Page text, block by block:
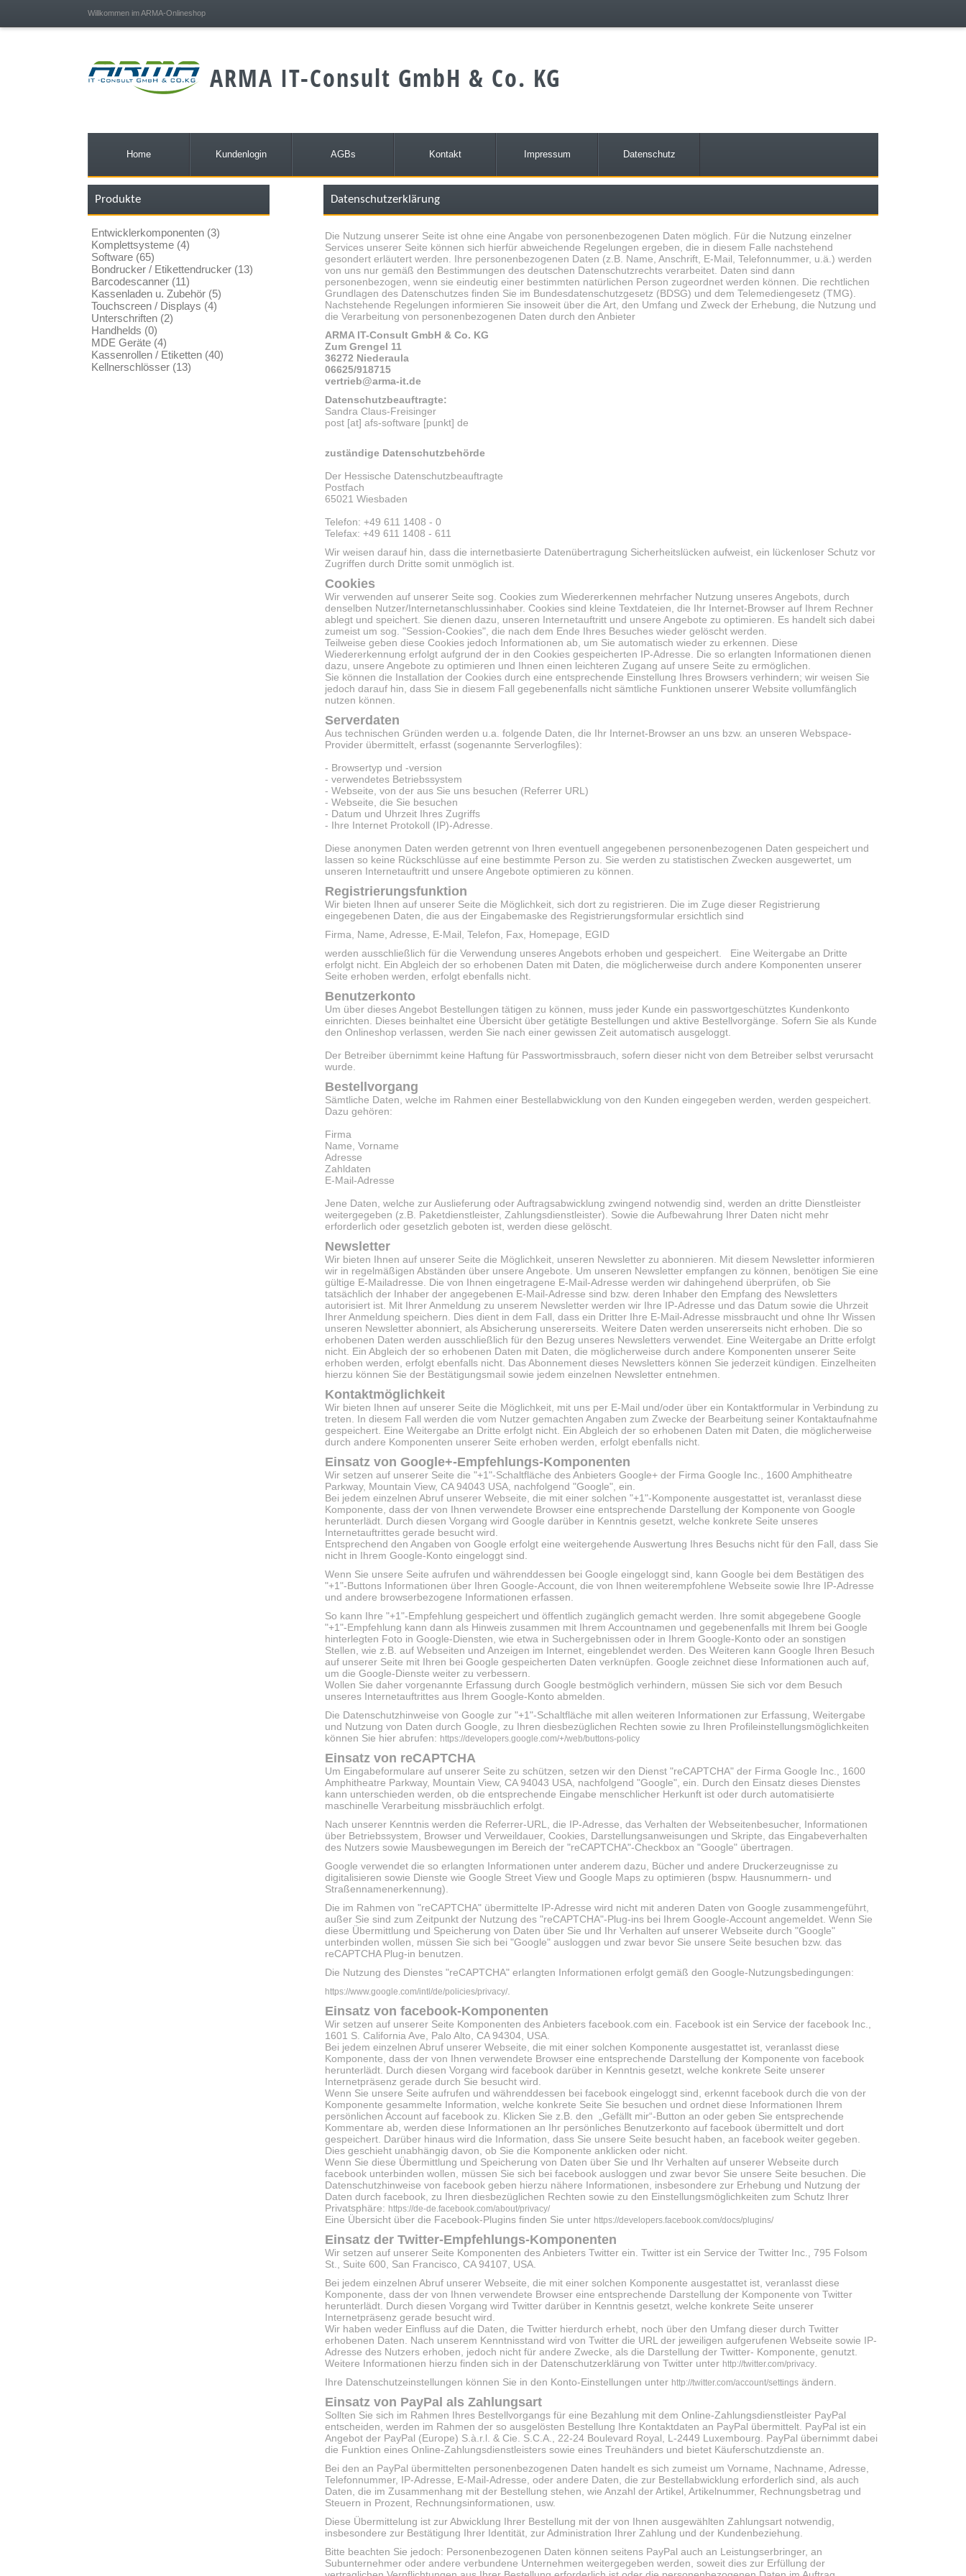
Willkommen im ARMA-Onlineshop
ARMA IT-Consult GmbH & Co. KG
Home Kundenlogin AGBs Kontakt Impressum Datenschutz
Produkte
Entwicklerkomponenten (3)
Komplettsysteme (4)
Software (65)
Bondrucker / Etikettendrucker (13)
Barcodescanner (11)
Kassenladen u. Zubehör (5)
Touchscreen / Displays (4)
Unterschriften (2)
Handhelds (0)
MDE Geräte (4)
Kassenrollen / Etiketten (40)
Kellnerschlösser (13)
Datenschutzerklärung
Die Nutzung unserer Seite ist ohne eine Angabe von personenbezogenen Daten möglich. Für die Nutzung einzelner
Services unserer Seite können sich hierfür abweichende Regelungen ergeben, die in diesem Falle nachstehend
gesondert erläutert werden. Ihre personenbezogenen Daten (z.B. Name, Anschrift, E-Mail, Telefonnummer, u.ä.) werden
von uns nur gemäß den Bestimmungen des deutschen Datenschutzrechts verarbeitet. Daten sind dann
personenbezogen, wenn sie eindeutig einer bestimmten natürlichen Person zugeordnet werden können. Die rechtlichen
Grundlagen des Datenschutzes finden Sie im Bundesdatenschutzgesetz (BDSG) und dem Telemediengesetz (TMG).
Nachstehende Regelungen informieren Sie insoweit über die Art, den Umfang und Zweck der Erhebung, die Nutzung und
die Verarbeitung von personenbezogenen Daten durch den Anbieter
ARMA IT-Consult GmbH & Co. KG
Zum Grengel 11
36272 Niederaula
06625/918715
vertrieb@arma-it.de
Datenschutzbeauftragte:
Sandra Claus-Freisinger
post [at] afs-software [punkt] de
zuständige Datenschutzbehörde
Der Hessische Datenschutzbeauftragte
Postfach
65021 Wiesbaden
Telefon: +49 611 1408 - 0
Telefax: +49 611 1408 - 611
Wir weisen darauf hin, dass die internetbasierte Datenübertragung Sicherheitslücken aufweist, ein lückenloser Schutz vor
Zugriffen durch Dritte somit unmöglich ist.
Cookies
Wir verwenden auf unserer Seite sog. Cookies zum Wiedererkennen mehrfacher Nutzung unseres Angebots, durch
denselben Nutzer/Internetanschlussinhaber. Cookies sind kleine Textdateien, die Ihr Internet-Browser auf Ihrem Rechner
ablegt und speichert. Sie dienen dazu, unseren Internetauftritt und unsere Angebote zu optimieren. Es handelt sich dabei
zumeist um sog. "Session-Cookies", die nach dem Ende Ihres Besuches wieder gelöscht werden.
Teilweise geben diese Cookies jedoch Informationen ab, um Sie automatisch wieder zu erkennen. Diese
Wiedererkennung erfolgt aufgrund der in den Cookies gespeicherten IP-Adresse. Die so erlangten Informationen dienen
dazu, unsere Angebote zu optimieren und Ihnen einen leichteren Zugang auf unsere Seite zu ermöglichen.
Sie können die Installation der Cookies durch eine entsprechende Einstellung Ihres Browsers verhindern; wir weisen Sie
jedoch darauf hin, dass Sie in diesem Fall gegebenenfalls nicht sämtliche Funktionen unserer Website vollumfänglich
nutzen können.
Serverdaten
Aus technischen Gründen werden u.a. folgende Daten, die Ihr Internet-Browser an uns bzw. an unseren Webspace-
Provider übermittelt, erfasst (sogenannte Serverlogfiles):
- Browsertyp und -version
- verwendetes Betriebssystem
- Webseite, von der aus Sie uns besuchen (Referrer URL)
- Webseite, die Sie besuchen
- Datum und Uhrzeit Ihres Zugriffs
- Ihre Internet Protokoll (IP)-Adresse.
Diese anonymen Daten werden getrennt von Ihren eventuell angegebenen personenbezogenen Daten gespeichert und
lassen so keine Rückschlüsse auf eine bestimmte Person zu. Sie werden zu statistischen Zwecken ausgewertet, um
unseren Internetauftritt und unsere Angebote optimieren zu können.
Registrierungsfunktion
Wir bieten Ihnen auf unserer Seite die Möglichkeit, sich dort zu registrieren. Die im Zuge dieser Registrierung
eingegebenen Daten, die aus der Eingabemaske des Registrierungsformular ersichtlich sind
Firma, Name, Adresse, E-Mail, Telefon, Fax, Homepage, EGID
werden ausschließlich für die Verwendung unseres Angebots erhoben und gespeichert. Eine Weitergabe an Dritte
erfolgt nicht. Ein Abgleich der so erhobenen Daten mit Daten, die möglicherweise durch andere Komponenten unserer
Seite erhoben werden, erfolgt ebenfalls nicht.
Benutzerkonto
Um über dieses Angebot Bestellungen tätigen zu können, muss jeder Kunde ein passwortgeschütztes Kundenkonto
einrichten. Dieses beinhaltet eine Übersicht über getätigte Bestellungen und aktive Bestellvorgänge. Sofern Sie als Kunde
den Onlineshop verlassen, werden Sie nach einer gewissen Zeit automatisch ausgeloggt.
Der Betreiber übernimmt keine Haftung für Passwortmissbrauch, sofern dieser nicht von dem Betreiber selbst verursacht
wurde.
Bestellvorgang
Sämtliche Daten, welche im Rahmen einer Bestellabwicklung von den Kunden eingegeben werden, werden gespeichert.
Dazu gehören:
Firma
Name, Vorname
Adresse
Zahldaten
E-Mail-Adresse
Jene Daten, welche zur Auslieferung oder Auftragsabwicklung zwingend notwendig sind, werden an dritte Dienstleister
weitergegeben (z.B. Paketdienstleister, Zahlungsdienstleister). Sowie die Aufbewahrung Ihrer Daten nicht mehr
erforderlich oder gesetzlich geboten ist, werden diese gelöscht.
Newsletter
Wir bieten Ihnen auf unserer Seite die Möglichkeit, unseren Newsletter zu abonnieren. Mit diesem Newsletter informieren
wir in regelmäßigen Abständen über unsere Angebote. Um unseren Newsletter empfangen zu können, benötigen Sie eine
gültige E-Mailadresse. Die von Ihnen eingetragene E-Mail-Adresse werden wir dahingehend überprüfen, ob Sie
tatsächlich der Inhaber der angegebenen E-Mail-Adresse sind bzw. deren Inhaber den Empfang des Newsletters
autorisiert ist. Mit Ihrer Anmeldung zu unserem Newsletter werden wir Ihre IP-Adresse und das Datum sowie die Uhrzeit
Ihrer Anmeldung speichern. Dies dient in dem Fall, dass ein Dritter Ihre E-Mail-Adresse missbraucht und ohne Ihr Wissen
unseren Newsletter abonniert, als Absicherung unsererseits. Weitere Daten werden unsererseits nicht erhoben. Die so
erhobenen Daten werden ausschließlich für den Bezug unseres Newsletters verwendet. Eine Weitergabe an Dritte erfolgt
nicht. Ein Abgleich der so erhobenen Daten mit Daten, die möglicherweise durch andere Komponenten unserer Seite
erhoben werden, erfolgt ebenfalls nicht. Das Abonnement dieses Newsletters können Sie jederzeit kündigen. Einzelheiten
hierzu können Sie der Bestätigungsmail sowie jedem einzelnen Newsletter entnehmen.
Kontaktmöglichkeit
Wir bieten Ihnen auf unserer Seite die Möglichkeit, mit uns per E-Mail und/oder über ein Kontaktformular in Verbindung zu
treten. In diesem Fall werden die vom Nutzer gemachten Angaben zum Zwecke der Bearbeitung seiner Kontaktaufnahme
gespeichert. Eine Weitergabe an Dritte erfolgt nicht. Ein Abgleich der so erhobenen Daten mit Daten, die möglicherweise
durch andere Komponenten unserer Seite erhoben werden, erfolgt ebenfalls nicht.
Einsatz von Google+-Empfehlungs-Komponenten
Wir setzen auf unserer Seite die "+1"-Schaltfläche des Anbieters Google+ der Firma Google Inc., 1600 Amphitheatre
Parkway, Mountain View, CA 94043 USA, nachfolgend "Google", ein.
Bei jedem einzelnen Abruf unserer Webseite, die mit einer solchen "+1"-Komponente ausgestattet ist, veranlasst diese
Komponente, dass der von Ihnen verwendete Browser eine entsprechende Darstellung der Komponente von Google
herunterlädt. Durch diesen Vorgang wird Google darüber in Kenntnis gesetzt, welche konkrete Seite unseres
Internetauftrittes gerade besucht wird.
Entsprechend den Angaben von Google erfolgt eine weitergehende Auswertung Ihres Besuchs nicht für den Fall, dass Sie
nicht in Ihrem Google-Konto eingeloggt sind.
Wenn Sie unsere Seite aufrufen und währenddessen bei Google eingeloggt sind, kann Google bei dem Bestätigen des
"+1"-Buttons Informationen über Ihren Google-Account, die von Ihnen weiterempfohlene Webseite sowie Ihre IP-Adresse
und andere browserbezogene Informationen erfassen.
So kann Ihre "+1"-Empfehlung gespeichert und öffentlich zugänglich gemacht werden. Ihre somit abgegebene Google
"+1"-Empfehlung kann dann als Hinweis zusammen mit Ihrem Accountnamen und gegebenenfalls mit Ihrem bei Google
hinterlegten Foto in Google-Diensten, wie etwa in Suchergebnissen oder in Ihrem Google-Konto oder an sonstigen
Stellen, wie z.B. auf Webseiten und Anzeigen im Internet, eingeblendet werden. Des Weiteren kann Google Ihren Besuch
auf unserer Seite mit Ihren bei Google gespeicherten Daten verknüpfen. Google zeichnet diese Informationen auch auf,
um die Google-Dienste weiter zu verbessern.
Wollen Sie daher vorgenannte Erfassung durch Google bestmöglich verhindern, müssen Sie sich vor dem Besuch
unseres Internetauftrittes aus Ihrem Google-Konto abmelden.
Die Datenschutzhinweise von Google zur "+1"-Schaltfläche mit allen weiteren Informationen zur Erfassung, Weitergabe
und Nutzung von Daten durch Google, zu Ihren diesbezüglichen Rechten sowie zu Ihren Profileinstellungsmöglichkeiten
können Sie hier abrufen: https://developers.google.com/+/web/buttons-policy
Einsatz von reCAPTCHA
Um Eingabeformulare auf unserer Seite zu schützen, setzen wir den Dienst "reCAPTCHA" der Firma Google Inc., 1600
Amphitheatre Parkway, Mountain View, CA 94043 USA, nachfolgend "Google", ein. Durch den Einsatz dieses Dienstes
kann unterschieden werden, ob die entsprechende Eingabe menschlicher Herkunft ist oder durch automatisierte
maschinelle Verarbeitung missbräuchlich erfolgt.
Nach unserer Kenntnis werden die Referrer-URL, die IP-Adresse, das Verhalten der Webseitenbesucher, Informationen
über Betriebssystem, Browser und Verweildauer, Cookies, Darstellungsanweisungen und Skripte, das Eingabeverhalten
des Nutzers sowie Mausbewegungen im Bereich der "reCAPTCHA"-Checkbox an "Google" übertragen.
Google verwendet die so erlangten Informationen unter anderem dazu, Bücher und andere Druckerzeugnisse zu
digitalisieren sowie Dienste wie Google Street View und Google Maps zu optimieren (bspw. Hausnummern- und
Straßennamenerkennung).
Die im Rahmen von "reCAPTCHA" übermittelte IP-Adresse wird nicht mit anderen Daten von Google zusammengeführt,
außer Sie sind zum Zeitpunkt der Nutzung des "reCAPTCHA"-Plug-ins bei Ihrem Google-Account angemeldet. Wenn Sie
diese Übermittlung und Speicherung von Daten über Sie und Ihr Verhalten auf unserer Webseite durch "Google"
unterbinden wollen, müssen Sie sich bei "Google" ausloggen und zwar bevor Sie unsere Seite besuchen bzw. das
reCAPTCHA Plug-in benutzen.
Die Nutzung des Dienstes "reCAPTCHA" erlangten Informationen erfolgt gemäß den Google-Nutzungsbedingungen:
https://www.google.com/intl/de/policies/privacy/
Einsatz von facebook-Komponenten
Wir setzen auf unserer Seite Komponenten des Anbieters facebook.com ein. Facebook ist ein Service der facebook Inc.,
1601 S. California Ave, Palo Alto, CA 94304, USA.
Bei jedem einzelnen Abruf unserer Webseite, die mit einer solchen Komponente ausgestattet ist, veranlasst diese
Komponente, dass der von Ihnen verwendete Browser eine entsprechende Darstellung der Komponente von facebook
herunterlädt. Durch diesen Vorgang wird facebook darüber in Kenntnis gesetzt, welche konkrete Seite unserer
Internetpräsenz gerade durch Sie besucht wird.
Wenn Sie unsere Seite aufrufen und währenddessen bei facebook eingeloggt sind, erkennt facebook durch die von der
Komponente gesammelte Information, welche konkrete Seite Sie besuchen und ordnet diese Informationen Ihrem
persönlichen Account auf facebook zu. Klicken Sie z.B. den „Gefällt mir“-Button an oder geben Sie entsprechende
Kommentare ab, werden diese Informationen an Ihr persönliches Benutzerkonto auf facebook übermittelt und dort
gespeichert. Darüber hinaus wird die Information, dass Sie unsere Seite besucht haben, an facebook weiter gegeben.
Dies geschieht unabhängig davon, ob Sie die Komponente anklicken oder nicht.
Wenn Sie diese Übermittlung und Speicherung von Daten über Sie und Ihr Verhalten auf unserer Webseite durch
facebook unterbinden wollen, müssen Sie sich bei facebook ausloggen und zwar bevor Sie unsere Seite besuchen. Die
Datenschutzhinweise von facebook geben hierzu nähere Informationen, insbesondere zur Erhebung und Nutzung der
Daten durch facebook, zu Ihren diesbezüglichen Rechten sowie zu den Einstellungsmöglichkeiten zum Schutz Ihrer
Privatsphäre: https://de-de.facebook.com/about/privacy/
Eine Übersicht über die Facebook-Plugins finden Sie unter https://developers.facebook.com/docs/plugins/
Einsatz der Twitter-Empfehlungs-Komponenten
Wir setzen auf unserer Seite Komponenten des Anbieters Twitter ein. Twitter ist ein Service der Twitter Inc., 795 Folsom
St., Suite 600, San Francisco, CA 94107, USA.
Bei jedem einzelnen Abruf unserer Webseite, die mit einer solchen Komponente ausgestattet ist, veranlasst diese
Komponente, dass der von Ihnen verwendete Browser eine entsprechende Darstellung der Komponente von Twitter
herunterlädt. Durch diesen Vorgang wird Twitter darüber in Kenntnis gesetzt, welche konkrete Seite unserer
Internetpräsenz gerade besucht wird.
Wir haben weder Einfluss auf die Daten, die Twitter hierdurch erhebt, noch über den Umfang dieser durch Twitter
erhobenen Daten. Nach unserem Kenntnisstand wird von Twitter die URL der jeweiligen aufgerufenen Webseite sowie IP-
Adresse des Nutzers erhoben, jedoch nicht für andere Zwecke, als die Darstellung der Twitter- Komponente, genutzt.
Weitere Informationen hierzu finden sich in der Datenschutzerklärung von Twitter unter http://twitter.com/privacy
Ihre Datenschutzeinstellungen können Sie in den Konto-Einstellungen unter http://twitter.com/account/settings ändern.
Einsatz von PayPal als Zahlungsart
Sollten Sie sich im Rahmen Ihres Bestellvorgangs für eine Bezahlung mit dem Online-Zahlungsdienstleister PayPal
entscheiden, werden im Rahmen der so ausgelösten Bestellung Ihre Kontaktdaten an PayPal übermittelt. PayPal ist ein
Angebot der PayPal (Europe) S.à.r.l. & Cie. S.C.A., 22-24 Boulevard Royal, L-2449 Luxembourg. PayPal übernimmt dabei
die Funktion eines Online-Zahlungsdienstleisters sowie eines Treuhänders und bietet Käuferschutzdienste an.
Bei den an PayPal übermittelten personenbezogenen Daten handelt es sich zumeist um Vorname, Nachname, Adresse,
Telefonnummer, IP-Adresse, E-Mail-Adresse, oder andere Daten, die zur Bestellabwicklung erforderlich sind, als auch
Daten, die im Zusammenhang mit der Bestellung stehen, wie Anzahl der Artikel, Artikelnummer, Rechnungsbetrag und
Steuern in Prozent, Rechnungsinformationen, usw.
Diese Übermittelung ist zur Abwicklung Ihrer Bestellung mit der von Ihnen ausgewählten Zahlungsart notwendig,
insbesondere zur Bestätigung Ihrer Identität, zur Administration Ihrer Zahlung und der Kundenbeziehung.
Bitte beachten Sie jedoch: Personenbezogenen Daten können seitens PayPal auch an Leistungserbringer, an
Subunternehmer oder andere verbundene Unternehmen weitergegeben werden, soweit dies zur Erfüllung der